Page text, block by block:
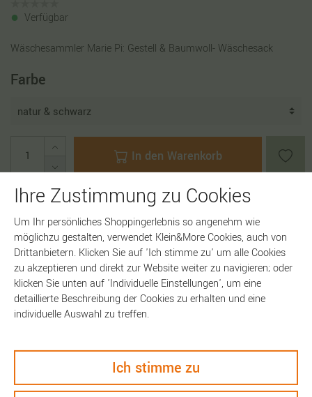
Verfügbar
Wäschesammler Marie Pi: Gestell & Baumwoll- Wäschesack
Farbe
In den Warenkorb
Artikelnummer:18027
Ihre Zustimmung zu Cookies
Um Ihr persönliches Shoppingerlebnis so angenehm wie
möglichzu gestalten, verwendet Klein&More Cookies, auch von
Drittanbietern. Klicken Sie auf 'Ich stimme zu' um alle Cookies
zu akzeptieren und direkt zur Website weiter zu navigieren; oder
klicken Sie unten auf 'Individuelle Einstellungen', um eine
detaillierte Beschreibung der Cookies zu erhalten und eine
individuelle Auswahl zu treffen.
Ich stimme zu